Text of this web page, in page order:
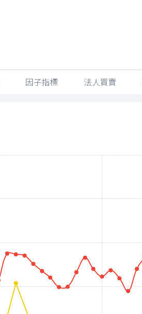
因子指標 法人買賣